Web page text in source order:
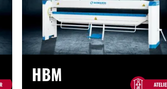
HBM